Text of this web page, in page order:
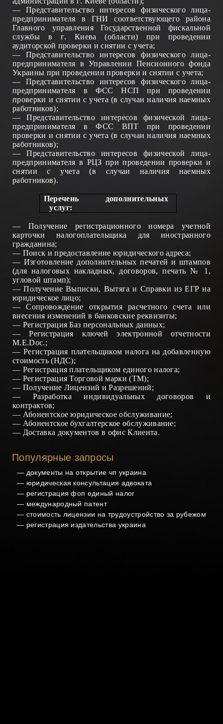
— Представительство интересов физическоголица-
предпринимателя в ГНИ соответствующего района
Главного управления Государственной фискальной
службы в г. Киева (области) при проведении
аудиторской проверки и снятии с учета;
— Представительство интересов физическоголица-
предпринимателя в Управлении Пенсионного фонда
Украины при проведении проверки и снятии с учета;
— Представительство интересов физическоголица-
предпринимателя в ФСС НСПпри проведении
проверки и снятии с учета (в случаи наличия наемных
работников);
— Представительство интересов физической лица-
предпринимателя в ФСС ВПТ при проведении
проверки и снятии с учета (в случаи наличия наемных
работников);
— Представительство интересов физической лица-
предпринимателя в РЦЗпри проведении проверки и
снятии с учета(в случаи наличия наемных
работников).
Перечень дополнительных
услуг:
— Получение регистрационного номера учетной
карточки налогоплательщика для иностранного
гражданина;
— Поиск и предоставление юридического адреса;
— Изготовление дополнительных печатей и штампов
(для налоговых накладных, договоров, печать № 1,
угловой штамп);
—ПолучениеВыписки, Вытяга и Справки из ЕГР на
юридическое лицо;
—Сопровождение открытия расчетного счета или
внесения изменений в банковские реквизиты;
— Регистрация Баз персональных данных;
—Регистрация ключей электронной отчетности
М.Е.Doc.;
—Регистрация плательщиком налога на добавленную
стоимость (НДС);
— Регистрация плательщиком единого налога;
— Регистрация Торговой марки (ТМ);
— Получение Лицензий иРазрешений;
— Разработка индивидуальных договоров и
контрактов;
— Абонентское юридическое обслуживание;
— Абонентское бухгалтерское обслуживание;
— Доставка документов в офис Клиента.
Популярные запросы
— документы на открытие чп украина
— юридическая консультация адвоката
— регистрация фоп единый налог
— международный патент
— стоимость лицензии на трудоустройство за рубежом
— регистрация издательства украина